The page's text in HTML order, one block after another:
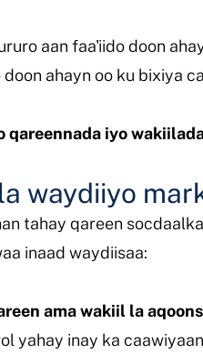
aan faa'iido doon
ahayn oo ku bixiya
qareennada iyo
waydiiyo
tahay qareen
inaad waydiisaa:
ama wakiil la
yahay inay ka